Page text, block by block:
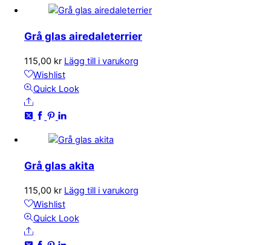
Grå glas airedaleterrier
115,00 kr Lägg till i varukorg
Wishlist
Quick Look
Share
Grå glas akita
115,00 kr Lägg till i varukorg
Wishlist
Quick Look
Share